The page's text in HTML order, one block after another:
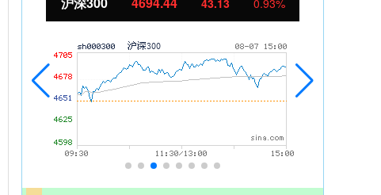
43.13 0.93%